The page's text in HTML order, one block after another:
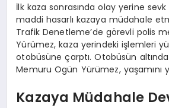
İlk kaza sonrasında olay yerine
maddi hasarlı kazaya müdahale
Trafik Denetleme’de görevli polis
Yürümez, kaza yerindeki işlemleri
otobüsüne çarptı. Otobüsün
Memuru Ogün Yürümez, yaşamını
Kazaya Müdahale